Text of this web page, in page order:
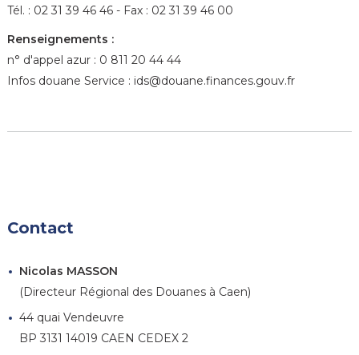
Tél. : 02 31 39 46 46 - Fax : 02 31 39 46 00
Renseignements :
n° d'appel azur : 0 811 20 44 44
Infos douane Service : ids@douane.finances.gouv.fr
Contact
Nicolas MASSON
(Directeur Régional des Douanes à Caen)
44 quai Vendeuvre
BP 3131 14019 CAEN CEDEX 2